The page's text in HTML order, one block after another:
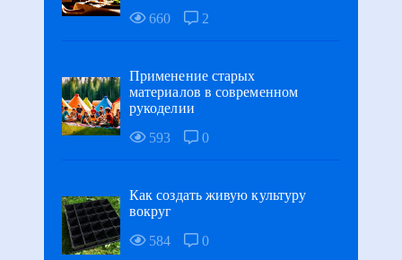
660
2
Применение старых
материалов в современном
рукоделии
593
0
Как создать живую культуру
вокруг
584
0